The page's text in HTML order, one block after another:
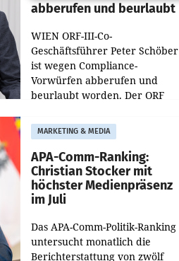
abberufen und beurlaubt
WIEN ORF-III-Co-
Geschäftsführer Peter Schöber
ist wegen Compliance-
Vorwürfen abberufen und
beurlaubt worden. Der ORF
entsprechende
Medienberichte.
MARKETING & MEDIA
APA-Comm-Ranking:
Christian Stocker mit
höchster Medienpräsenz
im Juli
Das APA-Comm-Politik-Ranking
untersucht monatlich die
Berichterstattung von zwölf